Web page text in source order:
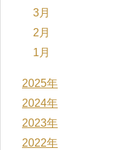
3月
2月
1月
2025年
2024年
2023年
2022年